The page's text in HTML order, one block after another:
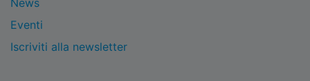
News
Eventi
Iscriviti alla newsletter